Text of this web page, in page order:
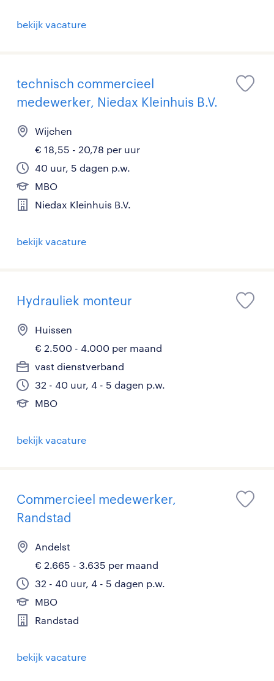
bekijk vacature
technisch commercieel
medewerker, Niedax Kleinhuis B.V.
Wijchen
€ 18,55 - 20,78 per uur
40 uur, 5 dagen p.w.
MBO
Niedax Kleinhuis B.V.
bekijk vacature
Hydrauliek monteur
Huissen
€ 2.500 - 4.000 per maand
vast dienstverband
32 - 40 uur, 4 - 5 dagen p.w.
MBO
bekijk vacature
Commercieel medewerker,
Randstad
Andelst
€ 2.665 - 3.635 per maand
32 - 40 uur, 4 - 5 dagen p.w.
MBO
Randstad
bekijk vacature